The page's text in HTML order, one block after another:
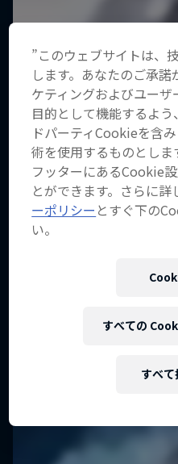
”このウェブサイトは、
します。あなたのご承
ケティングおよびユー
目的として機能するよ
ドパーティCookieを含
術を使用するものとし
フッターにあるCookie
とができます。さらに詳
ーポリシー とすぐ下の
い。
すべ
すべての